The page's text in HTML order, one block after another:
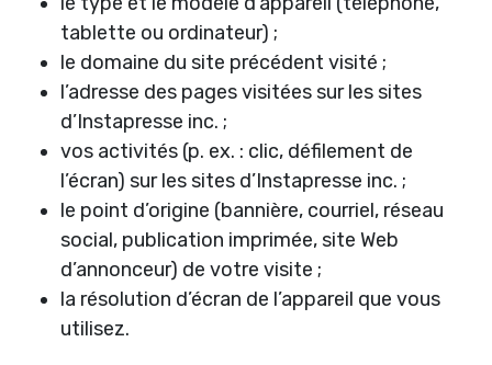
tablette ou ordinateur) ;
le domaine du site précédent visité ;
l’adresse des pages visitées sur les sites
d’Instapresse inc. ;
vos activités (p. ex. : clic, défilement de
l’écran) sur les sites d’Instapresse inc. ;
le point d’origine (bannière, courriel, réseau
social, publication imprimée, site Web
d’annonceur) de votre visite ;
la résolution d’écran de l’appareil que vous
utilisez.